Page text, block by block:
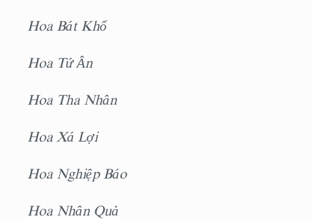
Hoa Bát Khổ
Hoa Tứ Ân
Hoa Tha Nhân
Hoa Xá Lợi
Hoa Nghiệp Báo
Hoa Nhân Quả